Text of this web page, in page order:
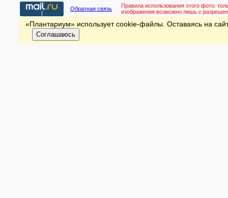
Обратная связь Правила использования этого фото:
изображения возможно лишь с
«Плантариум» использует cookie-файлы. Оставаясь на
Соглашаюсь